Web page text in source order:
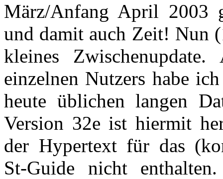
März/Anfang April 2003
und damit auch Zeit! Nun
kleines
einzelnen Nutzers habe
heute üblichen langen
Version 32e ist hiermit
der Hypertext für das
St-Guide nicht